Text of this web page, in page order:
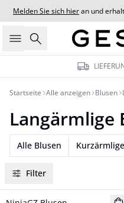
Melden Sie sich hieran und
Suche
Startseite Alle anzeigen Blusen
Langärmlige
Alle Blusen
Filter